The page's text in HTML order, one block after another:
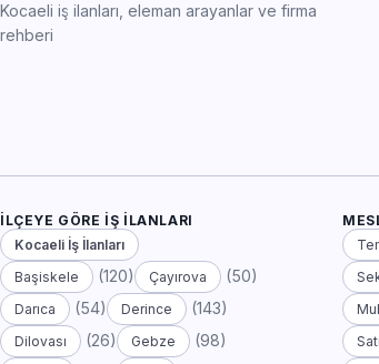
Kocaeli iş ilanları, eleman arayanlar ve firma
rehberi
İLÇEYE GÖRE İŞ İLANLARI
Kocaeli İş İlanları
Başiskele
(120) Çayırova (50)
Darıca (54) Derince (143)
Dilovası (26) Gebze
(98)